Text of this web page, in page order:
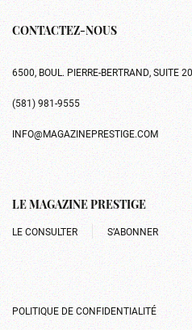
CONTACTEZ-NOUS
6500, BOUL. PIERRE-BERTRAND, SUITE
(581) 981-9555
INFO@MAGAZINEPRESTIGE.COM
LE MAGAZINE PRESTIGE
LE CONSULTER S’ABONNER
POLITIQUE DE CONFIDENTIALITÉ